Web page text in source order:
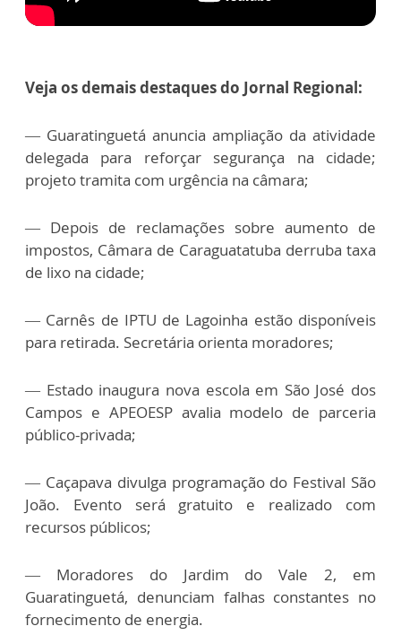
Veja os demais destaques do Jornal Regional:
— Guaratinguetá anuncia ampliação da atividade
delegada para reforçar segurança na cidade;
projeto tramita com urgência na câmara;
— Depois de reclamações sobre aumento de
impostos, Câmara de Caraguatatuba derruba taxa
de lixo na cidade;
— Carnês de IPTU de Lagoinha estão disponíveis
para retirada. Secretária orienta moradores;
— Estado inaugura nova escola em São José dos
Campos e APEOESP avalia modelo de parceria
público-privada;
— Caçapava divulga programação do Festival São
João. Evento será gratuito e realizado com
recursos públicos;
— Moradores do Jardim do Vale 2, em
Guaratinguetá, denunciam falhas constantes no
fornecimento de energia.